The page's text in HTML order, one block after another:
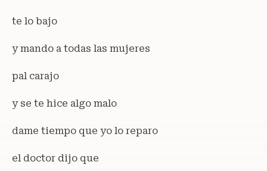
te lo bajo
y mando a todas las mujeres
pal carajo
y se te hice algo malo
dame tiempo que yo lo reparo
el doctor dijo que